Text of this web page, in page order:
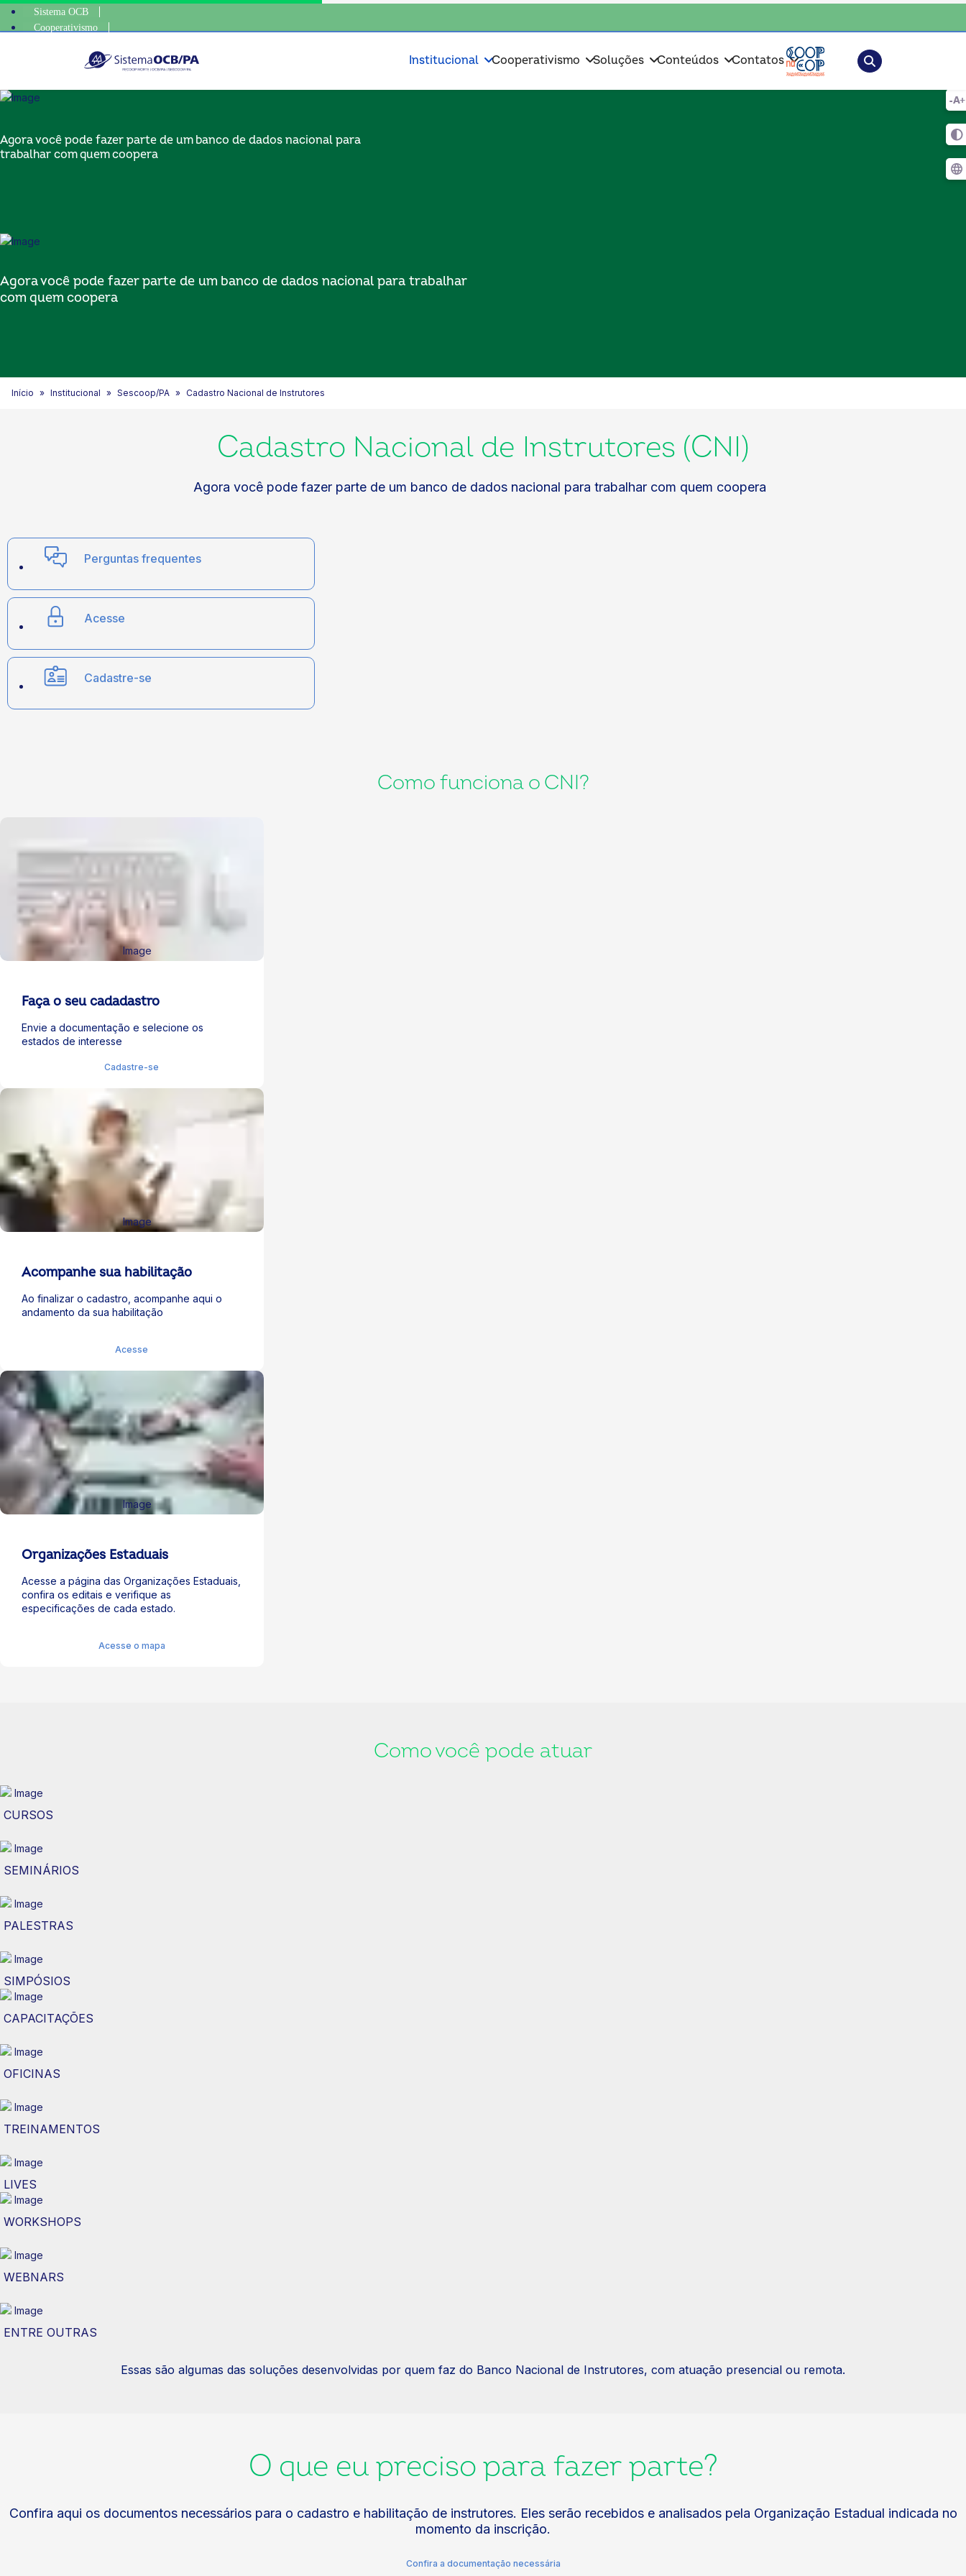
Sistema OCB
Cooperativismo
Institucional Cooperativismo Soluções Conteúdos Contatos Pesquisar
Agora você pode fazer parte de um banco de dados nacional para
trabalhar com quem coopera
Agora você pode fazer parte de um banco de dados nacional para trabalhar
com quem coopera
Início Institucional Sescoop/PA Cadastro Nacional de Instrutores
Cadastro Nacional de Instrutores (CNI)
Agora você pode fazer parte de um banco de dados nacional para trabalhar com quem coopera
Perguntas frequentes
Acesse
Cadastre-se
Como funciona o CNI?
Faça o seu cadadastro
Envie a documentação e selecione os
estados de interesse
Cadastre-se
Acompanhe sua habilitação
Ao finalizar o cadastro, acompanhe aqui o
andamento da sua habilitação
Acesse
Organizações Estaduais
Acesse a página das Organizações Estaduais,
confira os editais e verifique as
especificações de cada estado.
Acesse o mapa
Como você pode atuar
CURSOS
SEMINÁRIOS
PALESTRAS
SIMPÓSIOS
CAPACITAÇÕES
OFICINAS
TREINAMENTOS
LIVES
WORKSHOPS
WEBNARS
ENTRE OUTRAS
Essas são algumas das soluções desenvolvidas por quem faz do Banco Nacional de Instrutores, com atuação presencial ou remota.
O que eu preciso para fazer parte?
Confira aqui os documentos necessários para o cadastro e habilitação de instrutores. Eles serão recebidos e analisados pela Organização Estadual indicada no
momento da inscrição.
Confira a documentação necessária